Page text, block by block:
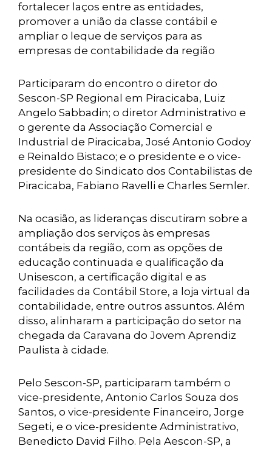
fortalecer laços entre as entidades,
promover a união da classe contábil e
ampliar o leque de serviços para as
empresas de contabilidade da região
Participaram do encontro o diretor do
Sescon-SP Regional em Piracicaba, Luiz
Angelo Sabbadin; o diretor Administrativo e
o gerente da Associação Comercial e
Industrial de Piracicaba, José Antonio Godoy
e Reinaldo Bistaco; e o presidente e o vice-
presidente do Sindicato dos Contabilistas de
Piracicaba, Fabiano Ravelli e Charles Semler.
Na ocasião, as lideranças discutiram sobre a
ampliação dos serviços às empresas
contábeis da região, com as opções de
educação continuada e qualificação da
Unisescon, a certificação digital e as
facilidades da Contábil Store, a loja virtual da
contabilidade, entre outros assuntos. Além
disso, alinharam a participação do setor na
chegada da Caravana do Jovem Aprendiz
Paulista à cidade.
Pelo Sescon-SP, participaram também o
vice-presidente, Antonio Carlos Souza dos
Santos, o vice-presidente Financeiro, Jorge
Segeti, e o vice-presidente Administrativo,
Benedicto David Filho. Pela Aescon-SP, a